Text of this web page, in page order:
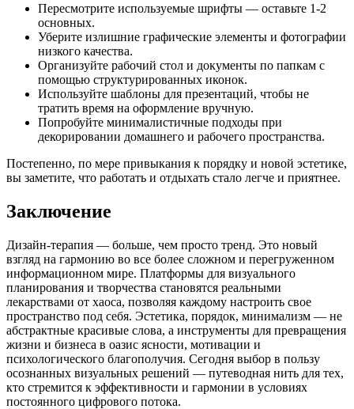
Пересмотрите используемые шрифты — оставьте 1-2
основных.
Уберите излишние графические элементы и фотографии
низкого качества.
Организуйте рабочий стол и документы по папкам с
помощью структурированных иконок.
Используйте шаблоны для презентаций, чтобы не
тратить время на оформление вручную.
Попробуйте минималистичные подходы при
декорировании домашнего и рабочего пространства.
Постепенно, по мере привыкания к порядку и новой эстетике,
вы заметите, что работать и отдыхать стало легче и приятнее.
Заключение
Дизайн-терапия — больше, чем просто тренд. Это новый
взгляд на гармонию во все более сложном и перегруженном
информационном мире. Платформы для визуального
планирования и творчества становятся реальными
лекарствами от хаоса, позволяя каждому настроить свое
пространство под себя. Эстетика, порядок, минимализм — не
абстрактные красивые слова, а инструменты для превращения
жизни и бизнеса в оазис ясности, мотивации и
психологического благополучия. Сегодня выбор в пользу
осознанных визуальных решений — путеводная нить для тех,
кто стремится к эффективности и гармонии в условиях
постоянного цифрового потока.